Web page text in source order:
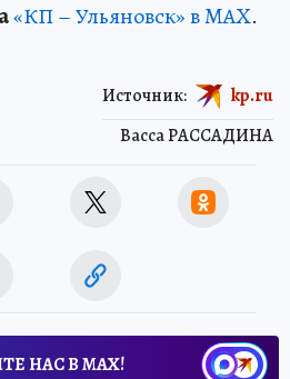
«КП – Ульяновск» в MAX.
Васса РАССАДИНА
Источник: kp.ru
НАС В МАХ!